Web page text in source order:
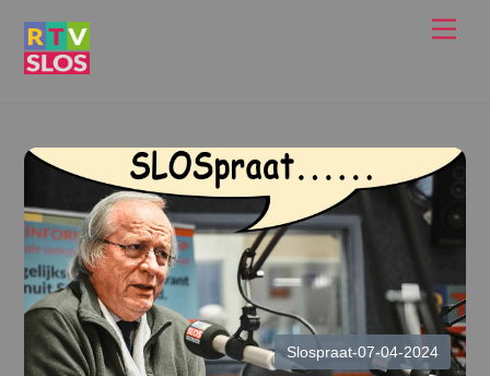
Slospraat-07-04-2024